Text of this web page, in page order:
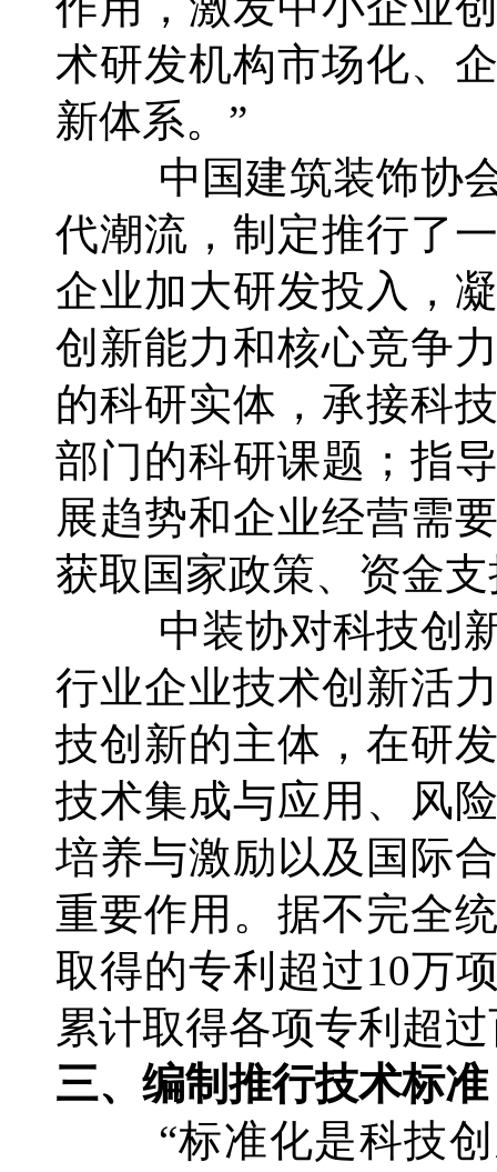
术研发机构市场化、
新体系。”
中国建筑装饰协会
代潮流，制定推行了
企业加大研发投入，
创新能力和核心竞争
的科研实体，承接科
部门的科研课题；指
展趋势和企业经营需
获取国家政策、资金
中装协对科技创新
行业企业技术创新活
技创新的主体，在研
技术集成与应用、风
培养与激励以及国际
重要作用。据不完全
取得的专利超过10万
累计取得各项专利超
三、编制推行技术标
“标准化是科技